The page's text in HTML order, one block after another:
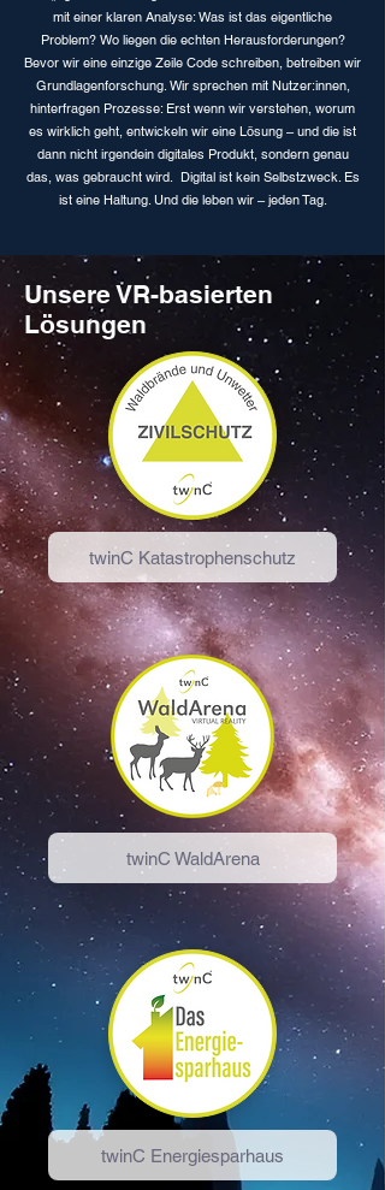
mit einer klaren Analyse: Was ist das eigentliche
Problem? Wo liegen die echten Herausforderungen?
Bevor wir eine einzige Zeile Code schreiben, betreiben wir
Grundlagenforschung. Wir sprechen mit Nutzer:innen,
hinterfragen Prozesse: Erst wenn wir verstehen, worum
es wirklich geht, entwickeln wir eine Lösung – und die ist
dann nicht irgendein digitales Produkt, sondern genau
das, was gebraucht wird. Digital ist kein Selbstzweck. Es
ist eine Haltung. Und die leben wir – jeden Tag.
Unsere VR-basierten
Lösungen
twinC Katastrophenschutz
twinC WaldArena
twinC Energiesparhaus